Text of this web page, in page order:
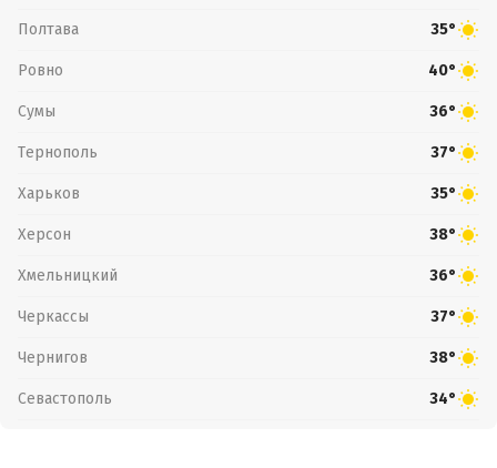
Полтава 35°
Ровно 40°
Сумы 36°
Тернополь 37°
Харьков 35°
Херсон 38°
Хмельницкий 36°
Черкассы 37°
Чернигов 38°
Севастополь 34°